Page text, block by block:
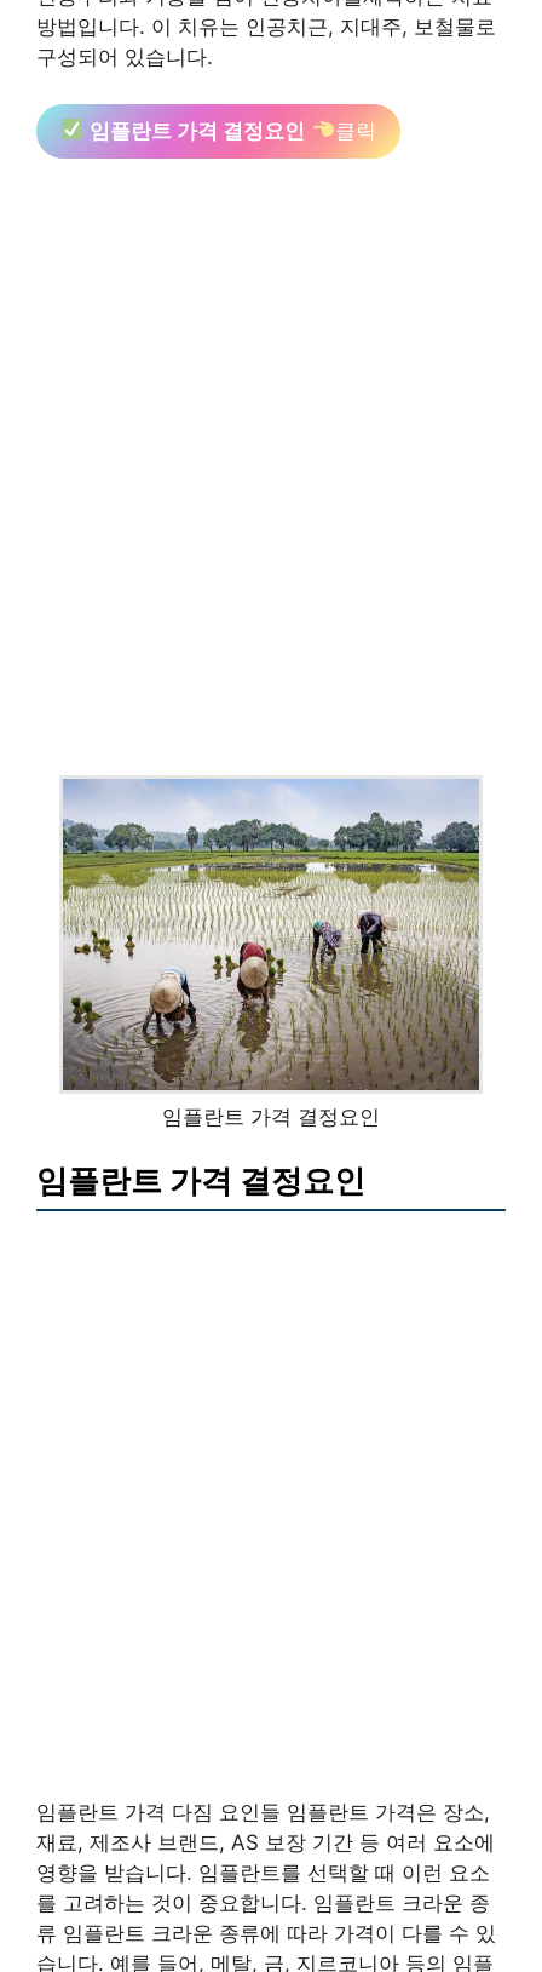
방법입니다. 이 치유는 인공치근, 지대주, 보철물로
구성되어 있습니다.
임플란트 가격 결정요인 클릭
임플란트 가격 결정요인
임플란트 가격 결정요인
임플란트 가격 다짐 요인들 임플란트 가격은 장소,
재료, 제조사 브랜드, AS 보장 기간 등 여러 요소에
영향을 받습니다. 임플란트를 선택할 때 이런 요소
를 고려하는 것이 중요합니다. 임플란트 크라운 종
류 임플란트 크라운 종류에 따라 가격이 다를 수 있
습니다. 예를 들어, 메탈, 금, 지르코니아 등의 임플